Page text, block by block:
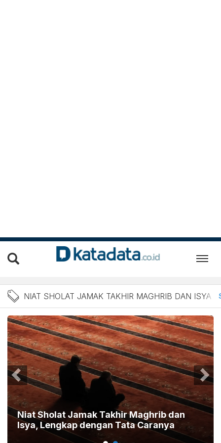
Berita Niat Sholat Jamak
NIAT SHOLAT JAMAK TAKHIR MAGHRIB DAN ISYA
Niat Sholat Jamak Takhir Maghrib dan
Isya, Lengkap dengan Tata Caranya